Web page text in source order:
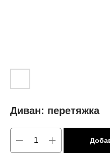
Диван: перетяжка